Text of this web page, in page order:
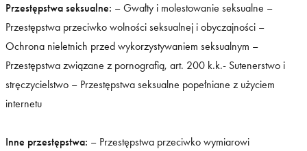
Przestępstwa seksualne: – Gwałty i molestowanie seksualne –
Przestępstwa przeciwko wolności seksualnej i obyczajności –
Ochrona nieletnich przed wykorzystywaniem seksualnym –
Przestępstwa związane z pornografią, art. 200 k.k.- Sutenerstwo i
stręczycielstwo – Przestępstwa seksualne popełniane z użyciem
internetu
Inne przestępstwa: – Przestępstwa przeciwko wymiarowi